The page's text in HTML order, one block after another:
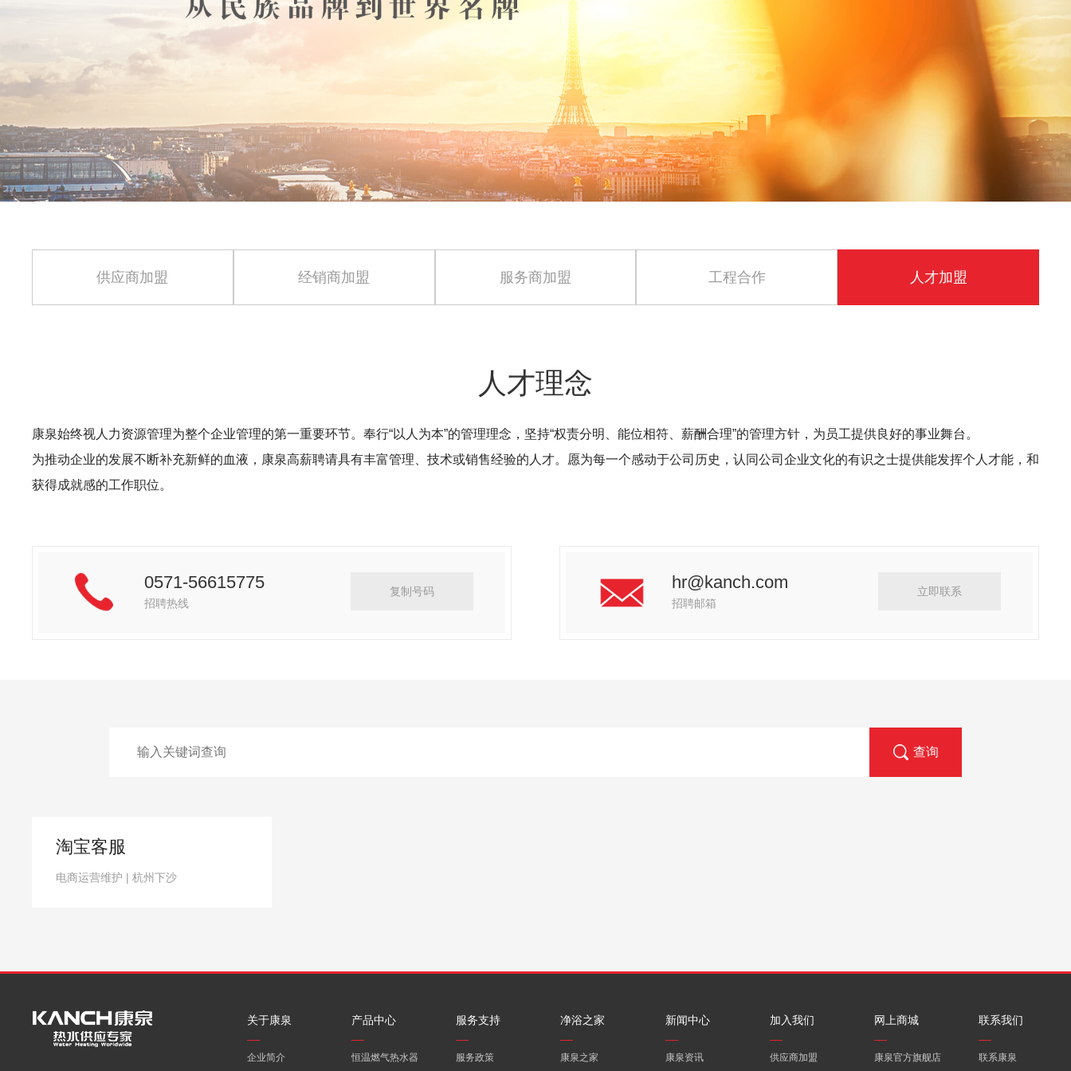
供应商加盟 经销商加盟 服务商加盟 工程合作 人才加盟
人才理念
康泉始终视人力资源管理为整个企业管理的第一重要环节。奉行“以人为本”的管理理念，坚持“权责分明、能位相符、薪酬合理”的管理方针，为员工提供良好的事业舞台。
为推动企业的发展不断补充新鲜的血液，康泉高薪聘请具有丰富管理、技术或销售经验的人才。愿为每一个感动于公司历史，认同公司企业文化的有识之士提供能发挥个人才能，和
获得成就感的工作职位。
0571-56615775
招聘热线
复制号码 hr@kanch.com
招聘邮箱
立即联系
淘宝客服
电商运营维护 | 杭州下沙
关于康泉
企业简介
产品中心
恒温燃气热水器
服务支持
服务政策
净浴之家
康泉之家
新闻中心
康泉资讯
加入我们
供应商加盟
网上商城
康泉官方旗舰店
联系我们
联系康泉